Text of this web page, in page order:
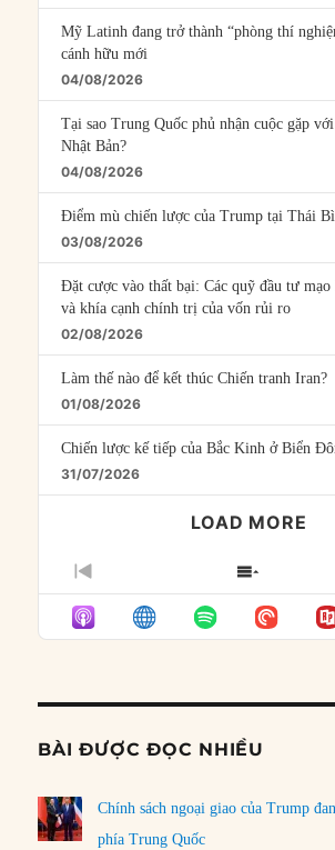
Mỹ Latinh đang trở thành “phòng thí
cánh hữu mới
04/08/2026
Tại sao Trung Quốc phủ nhận cuộc gặp
Nhật Bản?
04/08/2026
Điểm mù chiến lược của Trump tại Thái
03/08/2026
Đặt cược vào thất bại: Các quỹ đầu tư mạo
và khía cạnh chính trị của vốn rủi ro
02/08/2026
Làm thế nào để kết thúc Chiến tranh Iran?
01/08/2026
Chiến lược kế tiếp của Bắc Kinh ở Biển
31/07/2026
LOAD MORE
PREVIOUS
EPISODE
SHOW
LIST
BÀI ĐƯỢC ĐỌC NHIỀU
Chính sách ngoại giao của Trump
phía Trung Quốc